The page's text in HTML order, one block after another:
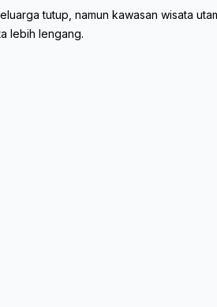
tutup, namun kawasan wisata
lebih lengang.